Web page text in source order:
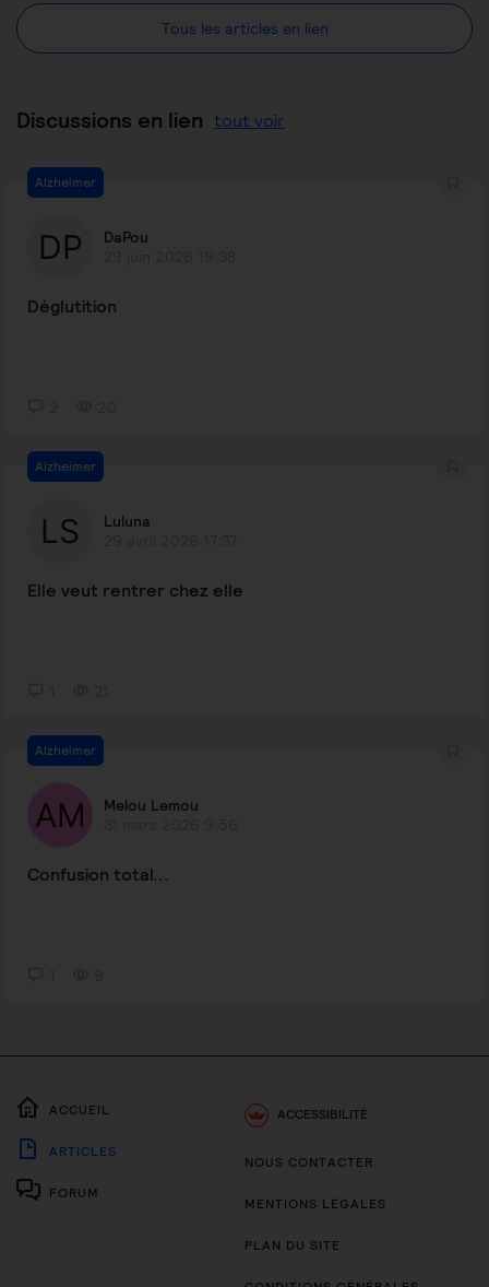
Tous les articles en lien
Discussions en lien tout voir
Alzheimer
DaPou
Déglutition
Alzheimer
Luluna
Elle veut rentrer chez elle
Alzheimer
Melou Lemou
Confusion total...
ACCUEIL
ARTICLES
FORUM
ACCESSIBILITÉ
NOUS CONTACTER
MENTIONS LÉGALES
PLAN DU SITE